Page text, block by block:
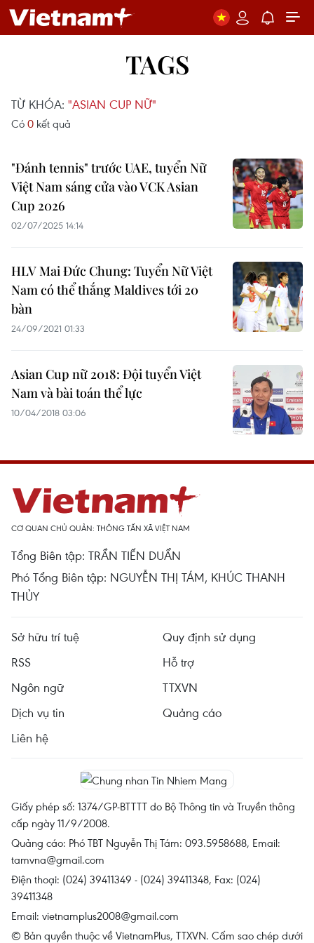
TAGS
TỪ KHÓA: "ASIAN CUP NỮ"
Có 0 kết quả
"Đánh tennis" trước UAE, tuyển Nữ
Việt Nam sáng cửa vào VCK Asian
Cup 2026
02/07/2025 14:14
HLV Mai Đức Chung: Tuyển Nữ Việt
Nam có thể thắng Maldives tới 20
bàn
24/09/2021 01:33
Asian Cup nữ 2018: Đội tuyển Việt
Nam và bài toán thể lực
10/04/2018 03:06
CƠ QUAN CHỦ QUẢN: THÔNG TẤN XÃ VIỆT NAM
Tổng Biên tập: TRẦN TIẾN DUẨN
Phó Tổng Biên tập: NGUYỄN THỊ TÁM, KHÚC THANH
THỦY
Sở hữu trí tuệ
Quy định sử dụng
RSS
Hỗ trợ
Ngôn ngữ
TTXVN
Dịch vụ tin
Quảng cáo
Liên hệ
Giấy phép số: 1374/GP-BTTTT do Bộ Thông tin và Truyền thông
cấp ngày 11/9/2008.
Quảng cáo: Phó TBT Nguyễn Thị Tám: 093.5958688, Email:
tamvna@gmail.com
Điện thoại: (024) 39411349 - (024) 39411348, Fax: (024)
39411348
Email: vietnamplus2008@gmail.com
© Bản quyền thuộc về VietnamPlus, TTXVN. Cấm sao chép dưới